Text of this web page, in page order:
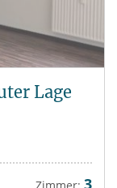
Lage
3